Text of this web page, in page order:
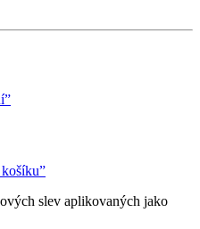
slev aplikovaných jako